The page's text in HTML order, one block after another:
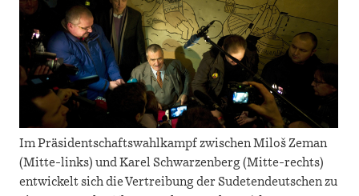
Im Präsidentschaftswahlkampf zwischen Miloš Zeman
(Mitte-links) und Karel Schwarzenberg (Mitte-rechts)
entwickelt sich die Vertreibung der Sudetendeutschen zu